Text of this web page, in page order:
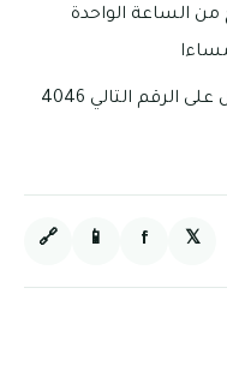
الساعة الواحدة
لمزيد من المعلومات يرجي الاتصال على الرقم التالي 4046
𝕏
f
📱
🔗